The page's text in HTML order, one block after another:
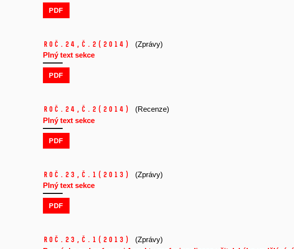
PDF
Roč.24, č.2 (2014)
(Zprávy)
Plný text sekce
PDF
Roč.24, č.2 (2014)
(Recenze)
Plný text sekce
PDF
Roč.23, č.1 (2013)
(Zprávy)
Plný text sekce
PDF
Roč.23, č.1 (2013)
(Zprávy)